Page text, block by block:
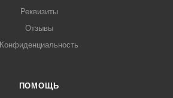
Реквизиты
Отзывы
Конфиденциальность
ПОМОЩЬ